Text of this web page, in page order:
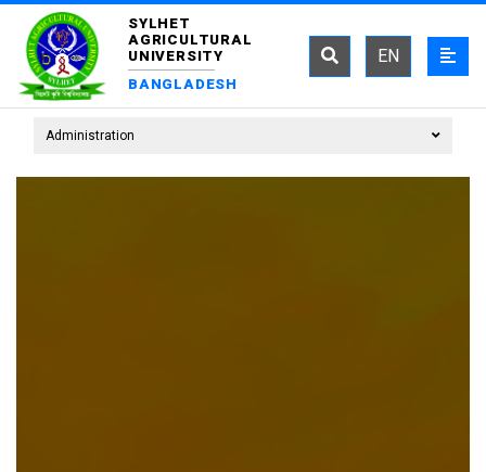
SYLHET
AGRICULTURAL
UNIVERSITY
BANGLADESH
EN
Administration